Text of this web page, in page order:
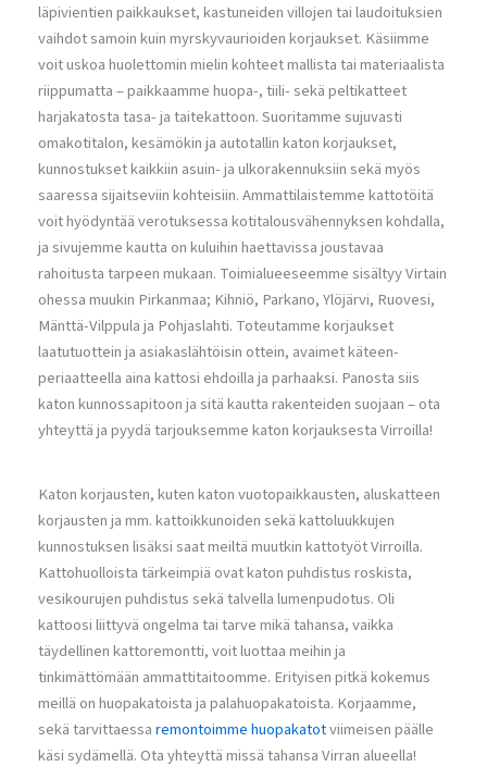
läpivientien paikkaukset, kastuneiden villojen tai laudoituksien
vaihdot samoin kuin myrskyvaurioiden korjaukset. Käsiimme
voit uskoa huolettomin mielin kohteet mallista tai materiaalista
riippumatta – paikkaamme huopa-, tiili- sekä peltikatteet
harjakatosta tasa- ja taitekattoon. Suoritamme sujuvasti
omakotitalon, kesämökin ja autotallin katon korjaukset,
kunnostukset kaikkiin asuin- ja ulkorakennuksiin sekä myös
saaressa sijaitseviin kohteisiin. Ammattilaistemme kattotöitä
voit hyödyntää verotuksessa kotitalousvähennyksen kohdalla,
ja sivujemme kautta on kuluihin haettavissa joustavaa
rahoitusta tarpeen mukaan. Toimialueeseemme sisältyy Virtain
ohessa muukin Pirkanmaa; Kihniö, Parkano, Ylöjärvi, Ruovesi,
Mänttä-Vilppula ja Pohjaslahti. Toteutamme korjaukset
laatutuottein ja asiakaslähtöisin ottein, avaimet käteen-
periaatteella aina kattosi ehdoilla ja parhaaksi. Panosta siis
katon kunnossapitoon ja sitä kautta rakenteiden suojaan – ota
yhteyttä ja pyydä tarjouksemme katon korjauksesta Virroilla!
Katon korjausten, kuten katon vuotopaikkausten, aluskatteen
korjausten ja mm. kattoikkunoiden sekä kattoluukkujen
kunnostuksen lisäksi saat meiltä muutkin kattotyöt Virroilla.
Kattohuolloista tärkeimpiä ovat katon puhdistus roskista,
vesikourujen puhdistus sekä talvella lumenpudotus. Oli
kattoosi liittyvä ongelma tai tarve mikä tahansa, vaikka
täydellinen kattoremontti, voit luottaa meihin ja
tinkimättömään ammattitaitoomme. Erityisen pitkä kokemus
meillä on huopakatoista ja palahuopakatoista. Korjaamme,
sekä tarvittaessaremontoimme huopakatotviimeisen päälle
käsi sydämellä. Ota yhteyttä missä tahansa Virran alueella!